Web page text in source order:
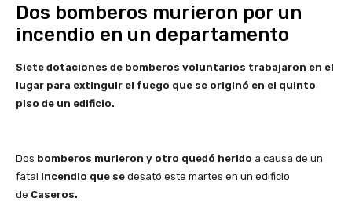
Dos bomberos murieron por un
incendio en un departamento
Siete dotaciones de bomberos voluntarios trabajaron en el
lugar para extinguir el fuego que se originó en el quinto
piso de un edificio.
Dos bomberos murieron y otro quedó herido a causa de un
fatal incendio que se desató este martes en un edificio
de Caseros.